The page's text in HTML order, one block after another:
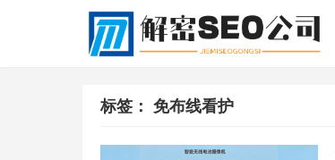
标签： 免布线看护